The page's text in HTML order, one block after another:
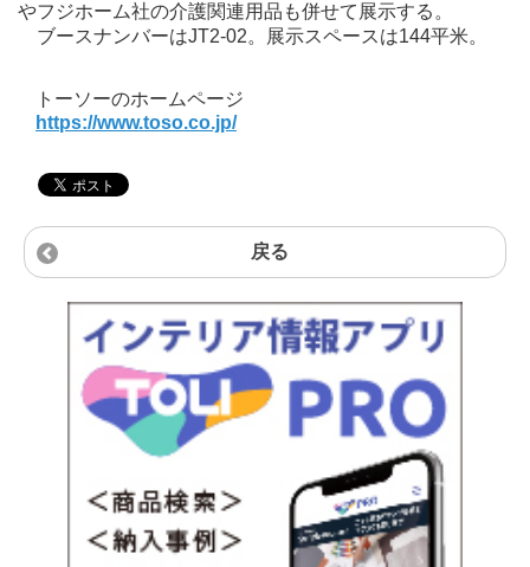
やフジホーム社の介護関連用品も併せて展示する。
ブースナンバーはJT2-02。展示スペースは144平米。
トーソーのホームページ
https://www.toso.co.jp/
戻る